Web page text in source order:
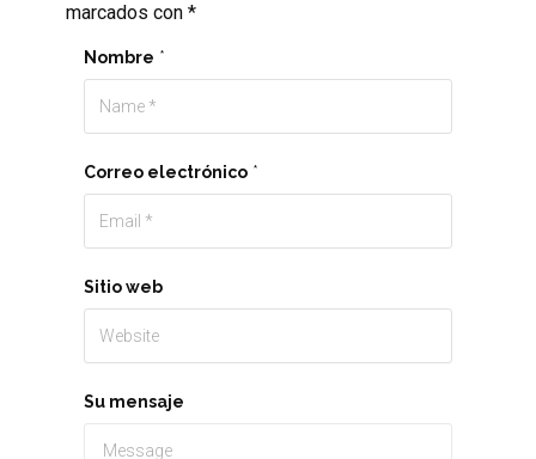
marcados con *
Nombre *
Correo electrónico *
Sitio web
Su mensaje